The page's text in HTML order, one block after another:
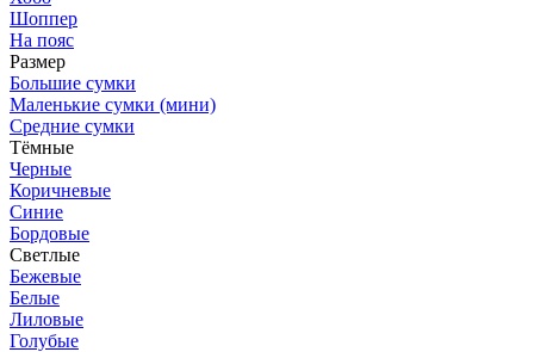
Шоппер
На пояс
Размер
Большие сумки
Маленькие сумки (мини)
Средние сумки
Тёмные
Черные
Коричневые
Синие
Бордовые
Светлые
Бежевые
Белые
Лиловые
Голубые